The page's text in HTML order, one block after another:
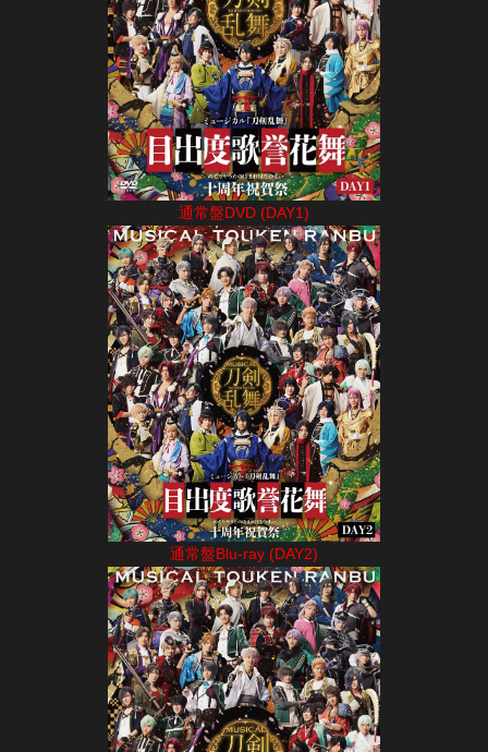
通常盤DVD (DAY1)
通常盤Blu-ray (DAY2)